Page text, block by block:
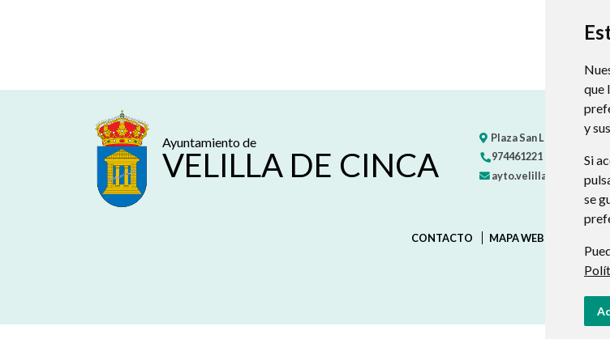
que
y
Si
se
Ayuntamiento de
VELILLA DE CINCA
Plaza San Lorenzo, 1
974461221
CONTACTO MAPA WEB